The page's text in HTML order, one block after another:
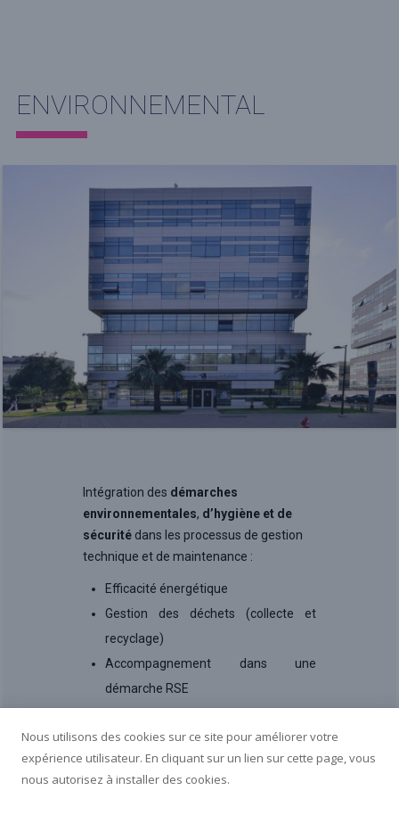
ENVIRONNEMENTAL
Intégration des démarches
environnementales, d’hygiène et de
sécuritédans les processus de gestion
technique et de maintenance :
Efficacité énergétique
Gestion des déchets (collecte et
recyclage)
Accompagnement dans une
démarche RSE
Nous utilisons des cookies sur ce site pour améliorer votre
expérience utilisateur. En cliquant sur un lien sur cette page, vous
nous autorisez à installer des cookies.